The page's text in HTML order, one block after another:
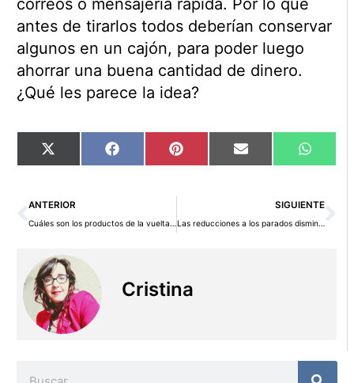
correos o mensajería rápida. Por lo que
antes de tirarlos todos deberían conservar
algunos en un cajón, para poder luego
ahorrar una buena cantidad de dinero.
¿Qué les parece la idea?
Compartir
en
X
(Twitter)
Compartir
en
Facebook Compartir
en
Pinterest Compartir
en
Email
en
Ant
ANTERIOR
Cuáles son los productos de la vuelta al cole que pasan a tener un iVA del 21%
SIGUIENTE
Las reducciones a los parados disminuyen sus pagos en 2677 euros al año
Cristina